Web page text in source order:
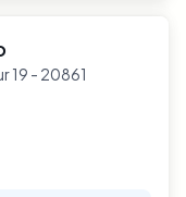
19 - 20861